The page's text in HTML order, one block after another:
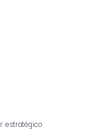
estratégico